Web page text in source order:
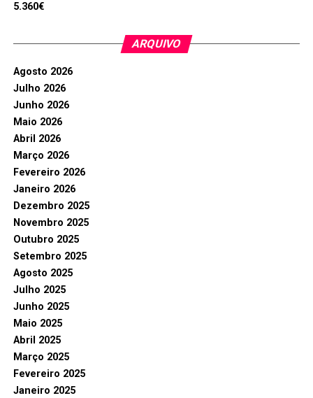
5.360€
ARQUIVO
Agosto 2026
Julho 2026
Junho 2026
Maio 2026
Abril 2026
Março 2026
Fevereiro 2026
Janeiro 2026
Dezembro 2025
Novembro 2025
Outubro 2025
Setembro 2025
Agosto 2025
Julho 2025
Junho 2025
Maio 2025
Abril 2025
Março 2025
Fevereiro 2025
Janeiro 2025